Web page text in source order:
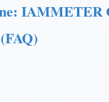
IAMMETER